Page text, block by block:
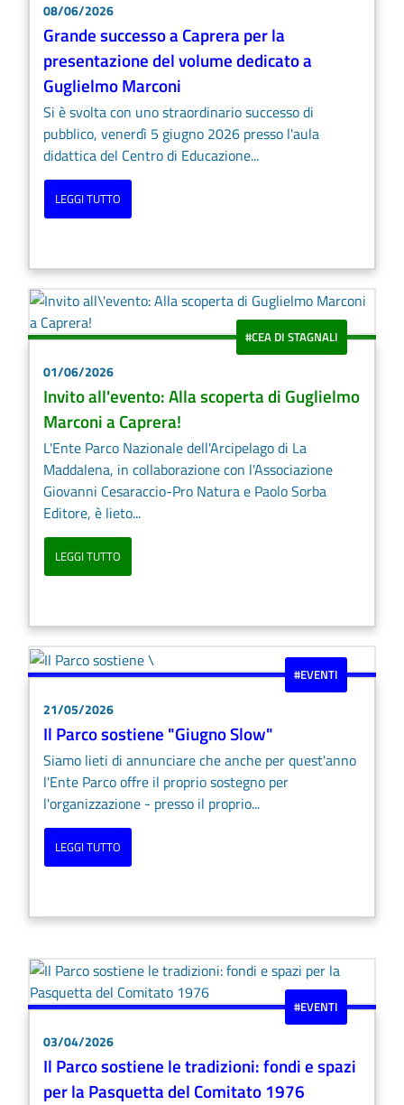
08/06/2026
Grande successo a Caprera per la
presentazione del volume dedicato a
Guglielmo Marconi
Si è svolta con uno straordinario successo di
pubblico, venerdì 5 giugno 2026 presso l'aula
didattica del Centro di Educazione...
LEGGI TUTTO
#CEA DI STAGNALI
01/06/2026
Invito all'evento: Alla scoperta di Guglielmo
Marconi a Caprera!
L'Ente Parco Nazionale dell'Arcipelago di La
Maddalena, in collaborazione con l'Associazione
Giovanni Cesaraccio-Pro Natura e Paolo Sorba
Editore, è lieto...
LEGGI TUTTO
#EVENTI
21/05/2026
Il Parco sostiene "Giugno Slow"
Siamo lieti di annunciare che anche per quest'anno
l'Ente Parco offre il proprio sostegno per
l'organizzazione - presso il proprio...
LEGGI TUTTO
#EVENTI
03/04/2026
Il Parco sostiene le tradizioni: fondi e spazi
per la Pasquetta del Comitato 1976